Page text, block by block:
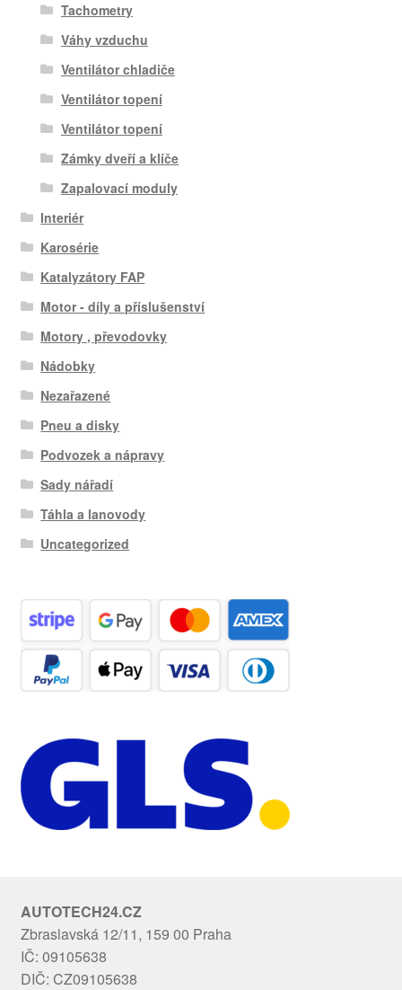
Tachometry
Váhy vzduchu
Ventilátor chladiče
Ventilátor topení
Ventilátor topení
Zámky dveří a klíče
Zapalovací moduly
Interiér
Karosérie
Katalyzátory FAP
Motor - díly a příslušenství
Motory , převodovky
Nádobky
Nezařazené
Pneu a disky
Podvozek a nápravy
Sady nářadí
Táhla a lanovody
Uncategorized
AUTOTECH24.CZ
Zbraslavská 12/11, 159 00 Praha
IČ: 09105638
DIČ: CZ09105638